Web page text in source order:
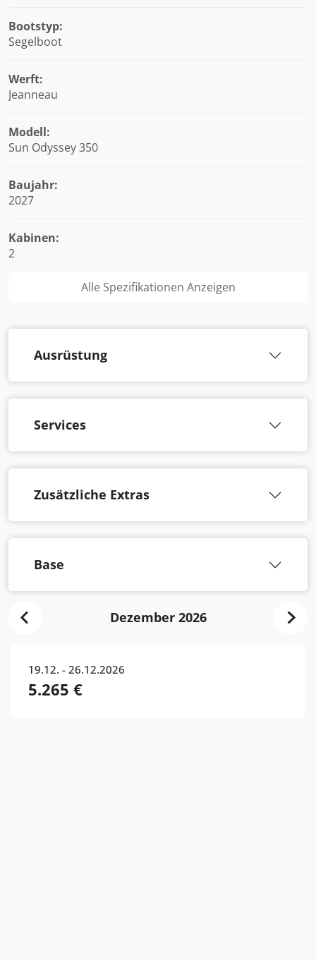
Bootstyp:
Segelboot
Werft:
Jeanneau
Modell:
Sun Odyssey 350
Baujahr:
2027
Kabinen:
2
Alle Spezifikationen Anzeigen
Ausrüstung
Services
Zusätzliche Extras
Base
Dezember 2026
19.12. - 26.12.2026
5.265 €